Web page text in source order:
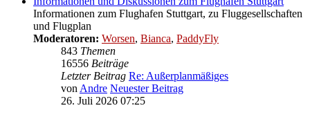
Informationen zum Flughafen Stuttgart, zu Fluggesellschaften
und Flugplan
Moderatoren: Worsen, Bianca, PaddyFly
843 Themen
16556 Beiträge
Letzter Beitrag Re: Außerplanmäßiges
von Andre Neuester Beitrag
26. Juli 2026 07:25